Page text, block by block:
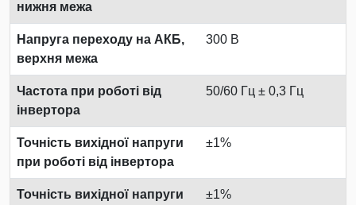
нижня межа
Напруга переходу на АКБ,
верхня межа
300 В
Частота при роботі від
інвертора
50/60 Гц ± 0,3 Гц
Точність вихідної напруги
при роботі від інвертора
±1%
Точність вихідної напруги
±1%